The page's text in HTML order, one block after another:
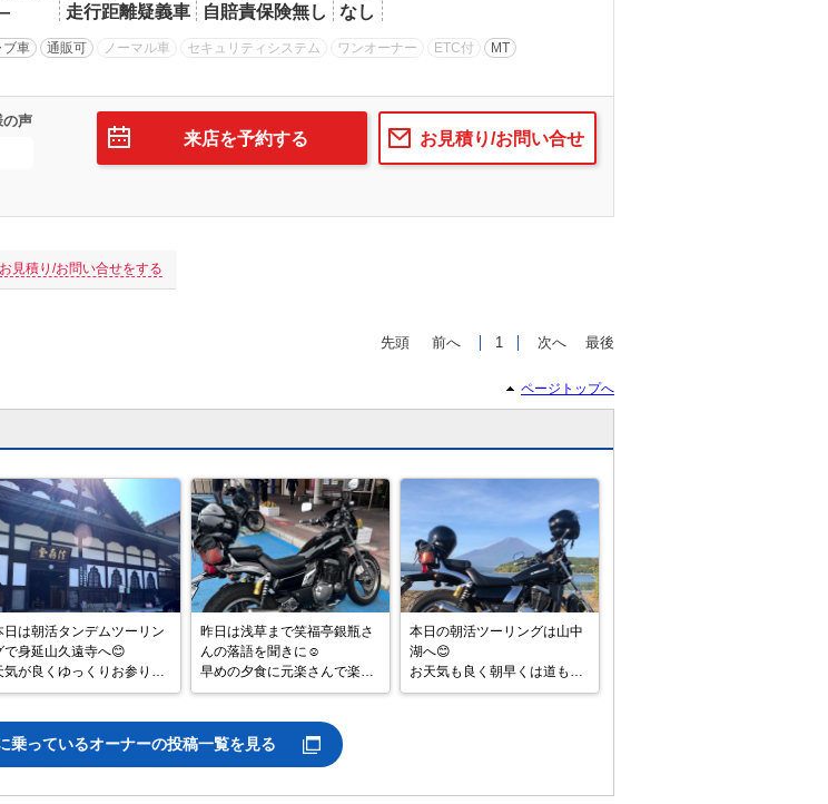
走行距離疑義車 自賠責保険無し なし
ブ車 通販可 ノーマル車 セキュリティシステム ワンオーナー ETC付 MT
の声
お見積り/お問い合せ
来店を予約する
お見積り/お問い合せをする
先頭 前へ 1 次へ 最後
ページトップへ
日は朝活タンデムツーリン
で身延山久遠寺へ😊
気が良くゆっくりお参りし
たら10時過ぎて気温がグン
りはお約束のソフトクリー
🍦
ーリング
昨日は浅草まで笑福亭銀瓶さ
んの落語を聞きに☺️
早めの夕食に元楽さんで楽ラ
ーメンと小ぶためしセット🍜
銀瓶兄さんの落語は昨日も最
高でした✨
帰りは八王子から少し雨がパ
ラつきま
本日の朝活ツーリングは山中
湖へ😊
お天気も良く朝早くは道も空
いていて最高でした👍
乗っているオーナーの投稿一覧を見る